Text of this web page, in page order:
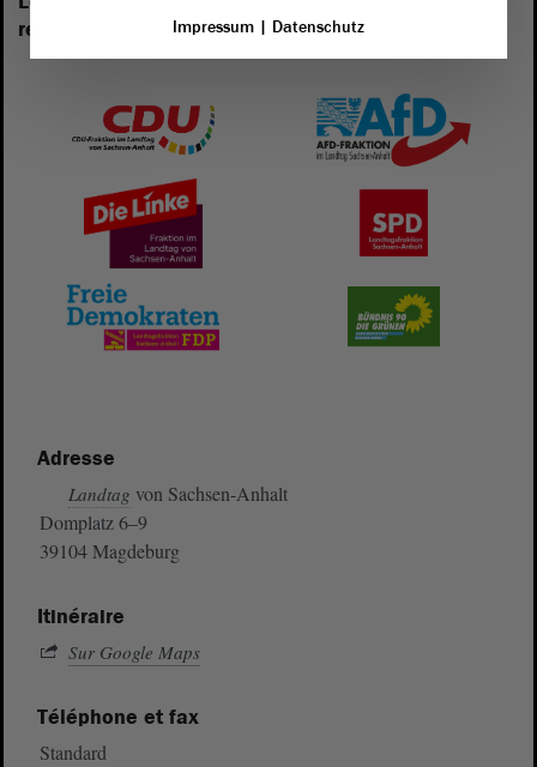
représentés au Landtag de Saxe-Anhalt:
Adresse
Landtag von Sachsen-Anhalt
Domplatz 6–9
39104 Magdeburg
Itinéraire
Sur Google Maps
Téléphone et fax
Standard
Impressum| Datenschutz